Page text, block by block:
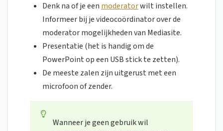
Denk na of je een moderatorwilt instellen.
Informeer bij je videocoördinator over de
moderator mogelijkheden van Mediasite.
Presentatie (het is handig om de
PowerPoint op een USB stick te zetten).
De meeste zalen zijn uitgerust met een
microfoon of zender.
Wanneer je geen gebruik wil